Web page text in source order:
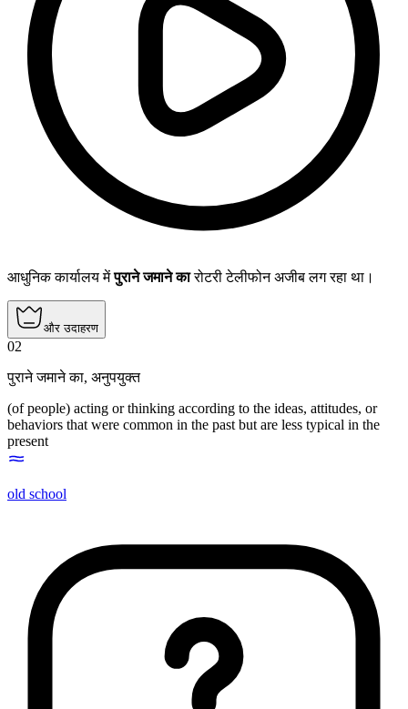
आधुनिक कार्यालय मेंपुराने जमाने कारोटरी टेलीफोन अजीब लग रहा था।
और उदाहरण
02
पुराने जमाने का, अनुपयुक्त
(of people) acting or thinking according to the ideas, attitudes, or
behaviors that were common in the past but are less typical in the
present
old school